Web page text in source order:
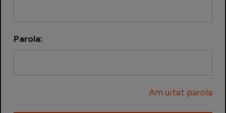
Echipa Națională
Parola:
Am uitat parola